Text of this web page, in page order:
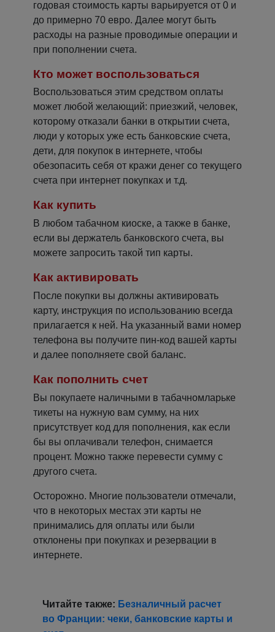
годовая стоимость карты варьируется от 0 и
до примерно 70 евро. Далее могут быть
расходы на разные проводимые операции и
при пополнении счета.
Кто может воспользоваться
Воспользоваться этим средством оплаты
может любой желающий: приезжий, человек,
которому отказали банки в открытии счета,
люди у которых уже есть банковские счета,
дети, для покупок в интернете, чтобы
обезопасить себя от кражи денег со текущего
счета при интернет покупках и т.д.
Как купить
В любом табачном киоске, а также в банке,
если вы держатель банковского счета, вы
можете запросить такой тип карты.
Как активировать
После покупки вы должны активировать
карту, инструкция по использованию всегда
прилагается к ней. На указанный вами номер
телефона вы получите пин-код вашей карты
и далее пополняете свой баланс.
Как пополнить счет
Вы покупаете наличными в табачномларьке
тикеты на нужную вам сумму, на них
присутствует код для пополнения, как если
бы вы оплачивали телефон, снимается
процент. Можно также перевести сумму с
другого счета.
Осторожно. Многие пользователи отмечали,
что в некоторых местах эти карты не
принимались для оплаты или были
отклонены при покупках и резервации в
интернете.
Читайте также: Безналичный расчет
во Франции: чеки, банковские карты и